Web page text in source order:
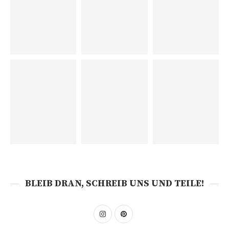
BLEIB DRAN, SCHREIB UNS UND TEILE!